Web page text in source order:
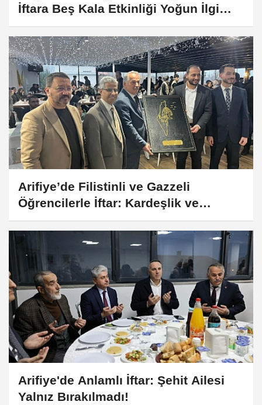
İftara Beş Kala Etkinliği Yoğun İlgi
Gördü!
Arifiye’de Filistinli ve Gazzeli
Öğrencilerle İftar: Kardeşlik ve
Dayanışma Mesajı
Arifiye'de Anlamlı İftar: Şehit Ailesi
Yalnız Bırakılmadı!